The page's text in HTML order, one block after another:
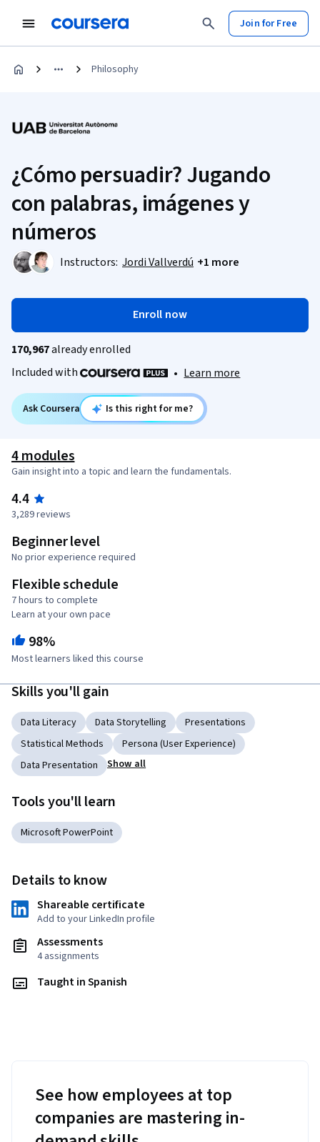
Join for Free
Philosophy
¿Cómo persuadir? Jugando
con palabras, imágenes y
números
Instructors: Jordi Vallverdú +1 more
Enroll now
170,967already enrolled
Included with
• Learn more
Ask Coursera Is this right for me?
4 modules
Gain insight into a topic and learn the fundamentals.
4.4
3,289 reviews
Beginner level
No prior experience required
Flexible schedule
7 hours to complete
Learn at your own pace
98%
Most learners liked this course
Skills you'll gain
Data Literacy Data Storytelling
Presentations
Statistical Methods
Persona (User Experience)
Data Presentation
Show all
Tools you'll learn
Microsoft PowerPoint
Details to know
Shareable certificate
Add to your LinkedIn profile
Assessments
4 assignments
Taught in Spanish
See how employees at top
companies are mastering in-